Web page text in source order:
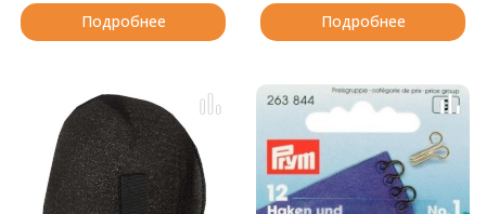
Подробнее Подробнее